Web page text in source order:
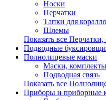
Носки
Перчатки
Тапки для
Шлемы
Показать все
Подводные
Полнолицевые маски
Маски, комплекты
Подводная связь
Показать все
Приборы и приборные